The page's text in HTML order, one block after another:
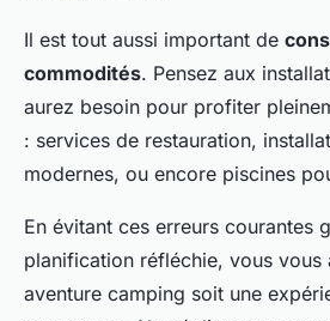
Il est tout aussi important de
commodités. Pensez aux
aurez besoin pour profiter
: services de restauration,
modernes, ou encore piscines
En évitant ces erreurs courantes
planification réfléchie, vous vous
aventure camping soit une